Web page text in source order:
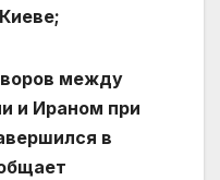
между
и Ираном при
в